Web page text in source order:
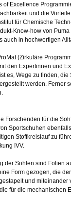
of Excellence
und die
für Chemische
Know-how von
auch in hochwertigen
(Zirkuläre
den Expertinnen und
es, Wege zu finden,
werden.
Forschenden für die
Sportschuhen
Stoffkreislauf zu
IVV.
der Sohlen sind Folien
Form gezogen, die
und
für die mechanischen